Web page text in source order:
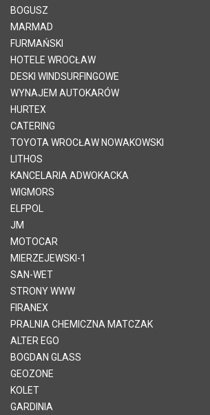
BOGUSZ
MARMAD
FURMAŃSKI
HOTELE WROCŁAW
DESKI WINDSURFINGOWE
WYNAJEM AUTOKARÓW
HURTEX
CATERING
TOYOTA WROCŁAW NOWAKOWSKI
LITHOS
KANCELARIA ADWOKACKA
WIGMORS
ELFPOL
JM
MOTOCAR
MIERZEJEWSKI-1
SAN-WET
STRONY WWW
FIRANEX
PRALNIA CHEMICZNA MATCZAK
ALTER EGO
BOGDAN GLASS
GEOZONE
KOLET
GARDINIA